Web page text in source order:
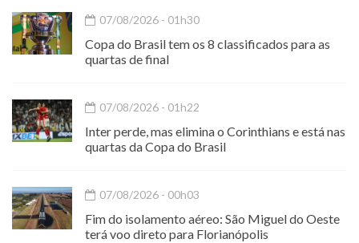
07/08/2026 - 01h30
Copa do Brasil tem os 8 classificados para as
quartas de final
07/08/2026 - 01h22
Inter perde, mas elimina o Corinthians e está nas
quartas da Copa do Brasil
07/08/2026 - 00h03
Fim do isolamento aéreo: São Miguel do Oeste
terá voo direto para Florianópolis